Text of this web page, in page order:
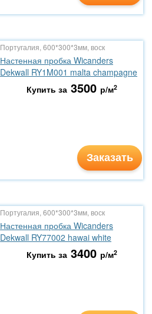
Португалия, 600*300*3мм, воск
Настенная пробка Wicanders
Dekwall RY1M001 malta champagne
Купить за 3500 р/м2
Заказать
Португалия, 600*300*3мм, воск
Настенная пробка Wicanders
Dekwall RY77002 hawai white
Купить за 3400 р/м2